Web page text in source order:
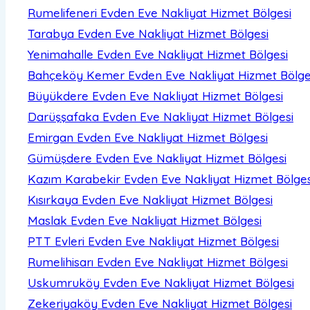
Rumelifeneri Evden Eve Nakliyat Hizmet Bölgesi
Tarabya Evden Eve Nakliyat Hizmet Bölgesi
Yenimahalle Evden Eve Nakliyat Hizmet Bölgesi
Bahçeköy Kemer Evden Eve Nakliyat Hizmet
Büyükdere Evden Eve Nakliyat Hizmet Bölgesi
Darüşşafaka Evden Eve Nakliyat Hizmet Bölgesi
Emirgan Evden Eve Nakliyat Hizmet Bölgesi
Gümüşdere Evden Eve Nakliyat Hizmet Bölgesi
Kazım Karabekir Evden Eve Nakliyat Hizmet
Kısırkaya Evden Eve Nakliyat Hizmet Bölgesi
Maslak Evden Eve Nakliyat Hizmet Bölgesi
PTT Evleri Evden Eve Nakliyat Hizmet Bölgesi
Rumelihisarı Evden Eve Nakliyat Hizmet Bölgesi
Uskumruköy Evden Eve Nakliyat Hizmet Bölgesi
Zekeriyaköy Evden Eve Nakliyat Hizmet Bölgesi